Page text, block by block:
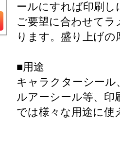
ールにすれば印刷
ご要望に合わせて
ります。盛り上げ
■用途
キャラクターシー
ルアーシール等、印
では様々な用途に使